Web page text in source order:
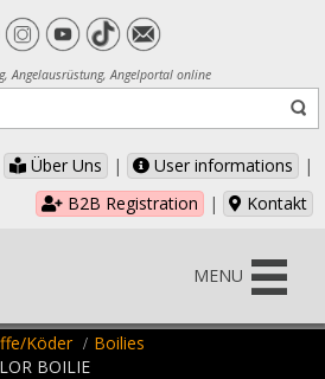
Angelausrüstung, Angelportal online
Über Uns | User informations
|
B2B Registration
| Kontakt
MENU
Köder
Boilies
BOILIE